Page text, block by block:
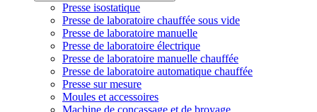
Presse isostatique
Presse de laboratoire chauffée sous vide
Presse de laboratoire manuelle
Presse de laboratoire électrique
Presse de laboratoire manuelle chauffée
Presse de laboratoire automatique chauffée
Presse sur mesure
Moules et accessoires
Machine de concassage et de broyage